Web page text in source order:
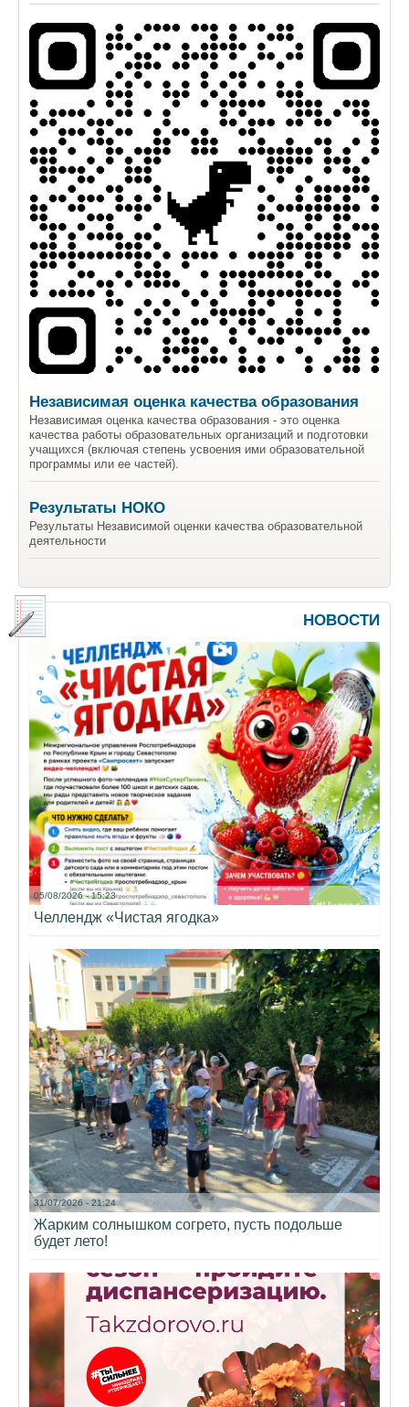
Независимая оценка качества образования
Независимая оценка качества образования - это оценка
качества работы образовательных организаций и подготовки
учащихся (включая степень усвоения ими образовательной
программы или ее частей).
Результаты НОКО
Результаты Независимой оценки качества образовательной
деятельности
НОВОСТИ
05/08/2026 - 15:23
Челлендж «Чистая ягодка»
31/07/2026 - 21:24
Жарким солнышком согрето, пусть подольше
будет лето!